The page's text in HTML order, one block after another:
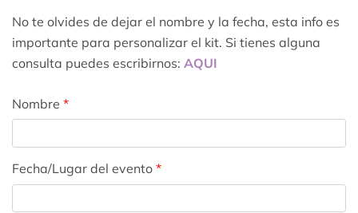
No te olvides de dejar el nombre y la fecha, esta info es
importante para personalizar el kit. Si tienes alguna
consulta puedes escribirnos: AQUI
Nombre *
Fecha/Lugar del evento *